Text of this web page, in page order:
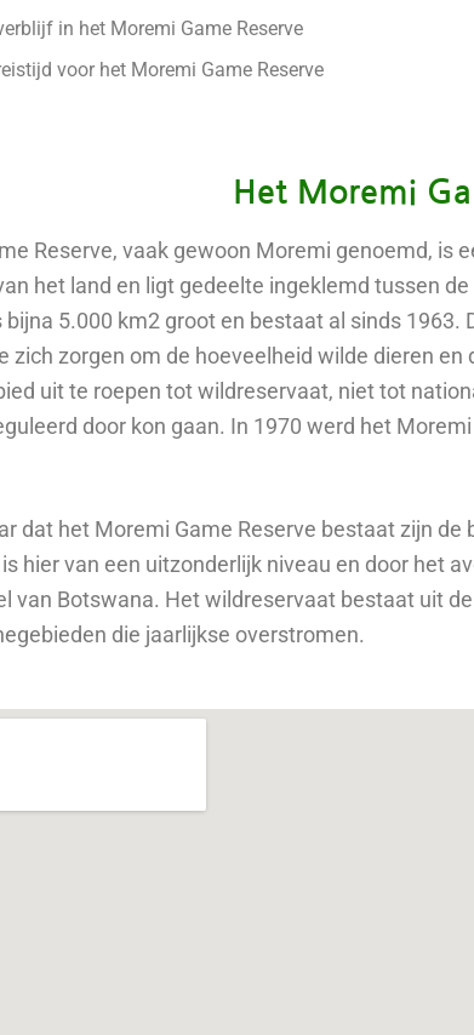
in het Moremi Game Reserve
voor het Moremi Game Reserve
Het Moremi
Reserve, vaak gewoon Moremi genoemd, is
het land en ligt gedeelte ingeklemd tussen de
5.000 km2 groot en bestaat al sinds 1963.
zich zorgen om de hoeveelheid wilde dieren
uit te roepen tot wildreservaat, niet tot
door kon gaan. In 1970 werd het
dat het Moremi Game Reserve bestaat zijn
hier van een uitzonderlijk niveau en door het
van Botswana. Het wildreservaat bestaat uit
die jaarlijkse overstromen.